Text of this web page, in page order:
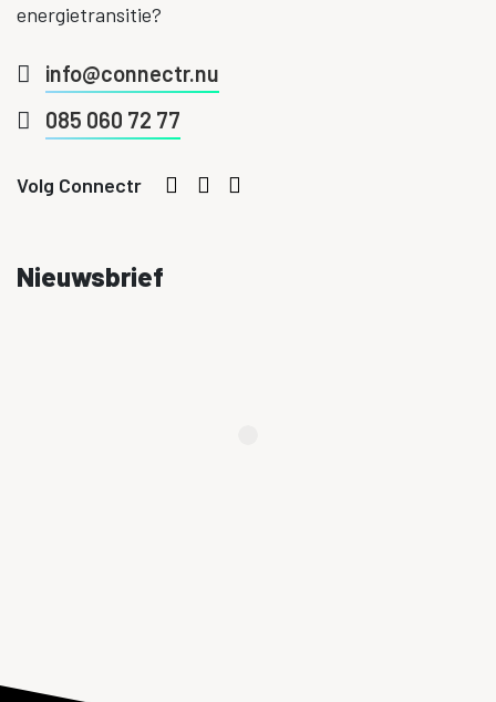
energietransitie?
info@connectr.nu
085 060 72 77
Volg Connectr
Nieuwsbrief